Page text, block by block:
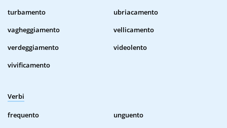
turbamento
ubriacamento
vagheggiamento
vellicamento
verdeggiamento
videolento
vivificamento
Verbi
frequento unguento